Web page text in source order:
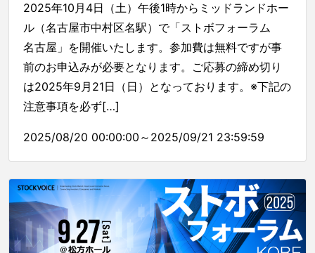
2025年10月4日（土）午後1時からミッドランドホー
ル（名古屋市中村区名駅）で「ストボフォーラム
名古屋」を開催いたします。参加費は無料ですが事
前のお申込みが必要となります。ご応募の締め切り
は2025年9月21日（日）となっております。※下記の
注意事項を必ず[…]
2025/08/20 00:00:00～2025/09/21 23:59:59